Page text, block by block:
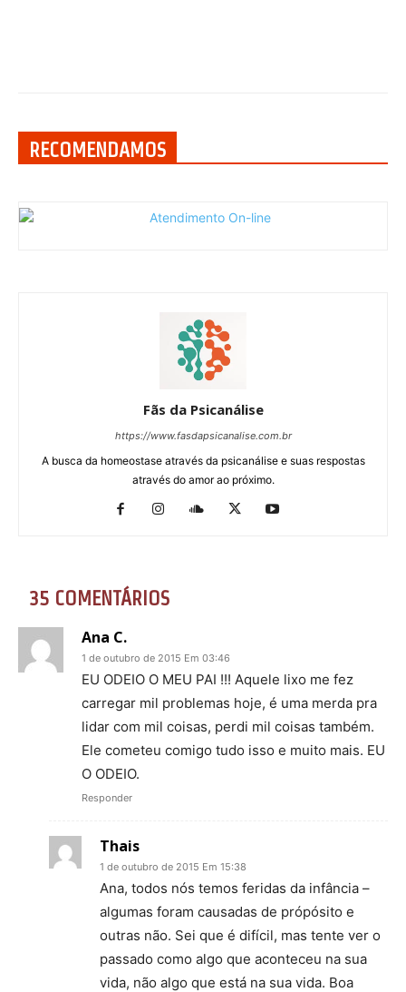
RECOMENDAMOS
Fãs da Psicanálise
https://www.fasdapsicanalise.com.br
A busca da homeostase através da psicanálise e suas respostas
através do amor ao próximo.
35 COMENTÁRIOS
Ana C.
1 de outubro de 2015 Em 03:46
EU ODEIO O MEU PAI !!! Aquele lixo me fez
carregar mil problemas hoje, é uma merda pra
lidar com mil coisas, perdi mil coisas também.
Ele cometeu comigo tudo isso e muito mais. EU
O ODEIO.
Responder
Thais
1 de outubro de 2015 Em 15:38
Ana, todos nós temos feridas da infância –
algumas foram causadas de própósito e
outras não. Sei que é difícil, mas tente ver o
passado como algo que aconteceu na sua
vida, não algo que está na sua vida. Boa